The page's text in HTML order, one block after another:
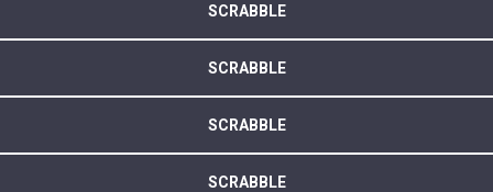
SCRABBLE
SCRABBLE
SCRABBLE
SCRABBLE